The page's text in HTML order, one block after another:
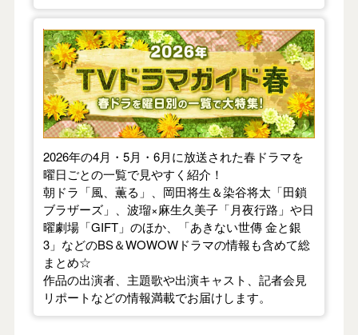
【2026年春】TVドラマガイド
2026年の4月・5月・6月に放送された春ドラマを
曜日ごとの一覧で見やすく紹介！
朝ドラ「風、薫る」、岡田将生＆染谷将太「田鎖
ブラザーズ」、波瑠×麻生久美子「月夜行路」や日
曜劇場「GIFT」のほか、「あきない世傳 金と銀
3」などのBS＆WOWOWドラマの情報も含めて総
まとめ☆
作品の出演者、主題歌や出演キャスト、記者会見
リポートなどの情報満載でお届けします。